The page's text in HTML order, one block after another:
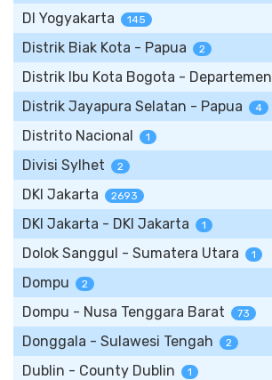
DI Yogyakarta 145
Distrik Biak Kota - Papua 2
Distrik Ibu Kota Bogota - Departemen
Distrik Jayapura Selatan - Papua 4
Distrito Nacional 1
Divisi Sylhet 2
DKI Jakarta 2693
DKI Jakarta - DKI Jakarta 1
Dolok Sanggul - Sumatera Utara 1
Dompu 2
Dompu - Nusa Tenggara Barat 73
Donggala - Sulawesi Tengah 2
Dublin - County Dublin 1